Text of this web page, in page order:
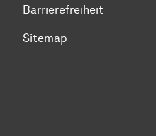
Barrierefreiheit
Sitemap